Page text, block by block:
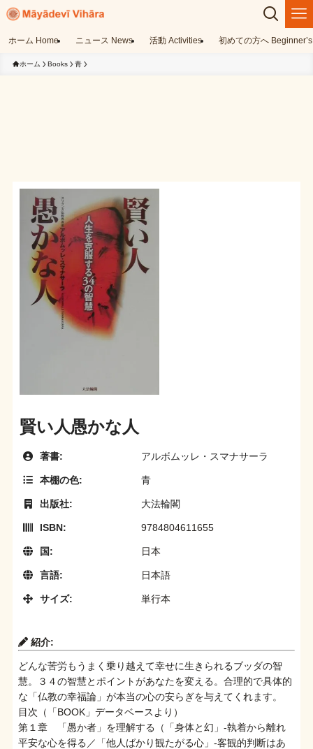
ホーム Home ニュース News 活動 Activities 初めての方へ
ホーム Books 青
賢い人愚かな人
著書: アルボムッレ・スマナサーラ
本棚の色: 青
出版社: 大法輪閣
ISBN: 9784804611655
国: 日本
言語: 日本語
サイズ: 単行本
紹介:
どんな苦労もうまく乗り越えて幸せに生きられるブッダの智
慧。３４の智慧とポイントがあなたを変える。合理的で具体的
な「仏教の幸福論」が本当の心の安らぎを与えてくれます。
目次（「BOOK」データベースより）
第１章 「愚か者」を理解する（「身体と幻」-執着から離れ
平安な心を得る／「他人ばかり観たがる心」-客観的判断はあ